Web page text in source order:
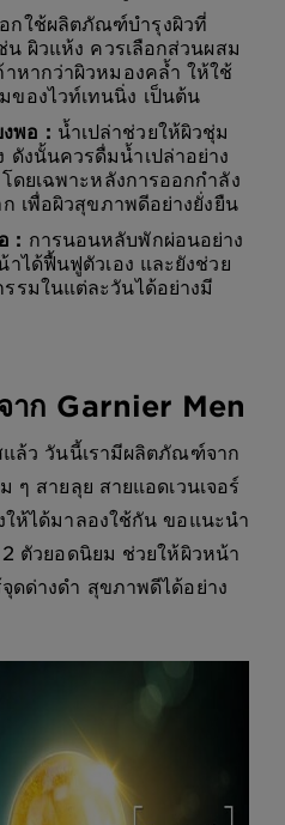
อกใช้ผลิตภัณฑ์บำรุงผิวที่
น ผิวแห้ง ควรเลือกส่วนผสม
หากว่าผิวหมองคล้ำ ให้ใช้
ของไวท์เทนนิ่ง เป็นต้น
งพอ : น้ำเปล่าช่วยให้ผิวชุ่ม
งนั้นควรดื่มน้ำเปล่าอย่าง
ดยเฉพาะหลังการออกกำลัง
เพื่อผิวสุขภาพดีอย่างยั่งยืน
: การนอนหลับพักผ่อนอย่าง
าได้ฟื้นฟูตัวเอง และยังช่วย
รมในแต่ละวันได้อย่างมี
ก Garnier Men
ล้ว วันนี้เรามีผลิตภัณฑ์จาก
สายลุย สายแอดเวนเจอร์
ห้ได้มาลองใช้กัน ขอแนะนำ
ตัวยอดนิยม ช่วยให้ผิวหน้า
ดด่างดำ สุขภาพดีได้อย่าง